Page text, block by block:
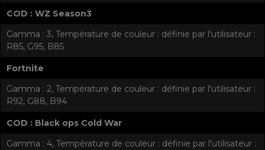
COD : WZ Season3
Gamma : 3, Température de couleur : définie par l'utilisateur :
R85, G95, B85
Fortnite
Gamma : 2, Température de couleur : définie par l'utilisateur :
R92, G88, B94
COD : Black ops Cold War
Gamma : 4, Température de couleur : définie par l'utilisateur :